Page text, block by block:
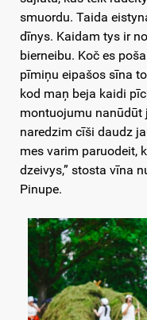
smuordu. Taida
dīnys. Kaidam tys ir
bierneibu. Koč es
pīmiņu eipašos sīna
kod maņ beja kaidi
montuojumu nanūdūt
naredzim cīši daudz
mes varim paruodeit,
dzeivys,” stosta vīna
Pinupe.